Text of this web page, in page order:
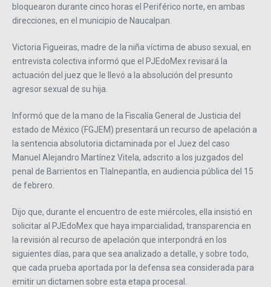
bloquearon durante cinco horas el Periférico norte, en ambas
direcciones, en el municipio de Naucalpan.
Victoria Figueiras, madre de la niña víctima de abuso sexual, en
entrevista colectiva informó que el PJEdoMex revisará la
actuación del juez que le llevó a la absolución del presunto
agresor sexual de su hija.
Informó que de la mano de la Fiscalía General de Justicia del
estado de México (FGJEM) presentará un recurso de apelación a
la sentencia absolutoria dictaminada por el Juez del caso
Manuel Alejandro Martínez Vitela, adscrito a los juzgados del
penal de Barrientos en Tlalnepantla, en audiencia pública del 15
de febrero.
Dijo que, durante el encuentro de este miércoles, ella insistió en
solicitar al PJEdoMex que haya imparcialidad, transparencia en
la revisión al recurso de apelación que interpondrá en los
siguientes días, para que sea analizado a detalle, y sobre todo,
que cada prueba aportada por la defensa sea considerada para
emitir un dictamen sobre esta etapa procesal.